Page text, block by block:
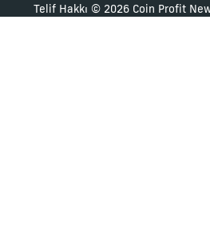
Telif Hakkı © 2026 Coin Profit